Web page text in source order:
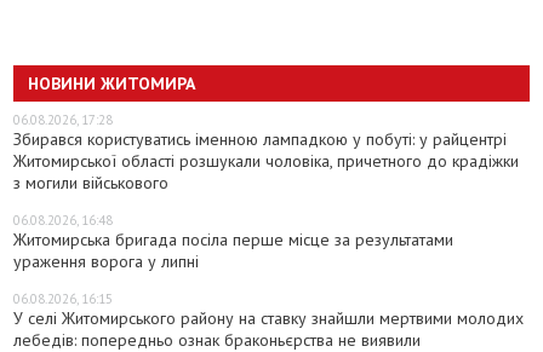
НОВИНИ ЖИТОМИРА
06.08.2026, 17:28
Збирався користуватись іменною лампадкою у побуті: у райцентрі
Житомирської області розшукали чоловіка, причетного до крадіжки
з могили військового
06.08.2026, 16:48
Житомирська бригада посіла перше місце за результатами
ураження ворога у липні
06.08.2026, 16:15
У селі Житомирського району на ставку знайшли мертвими молодих
лебедів: попередньо ознак браконьєрства не виявили